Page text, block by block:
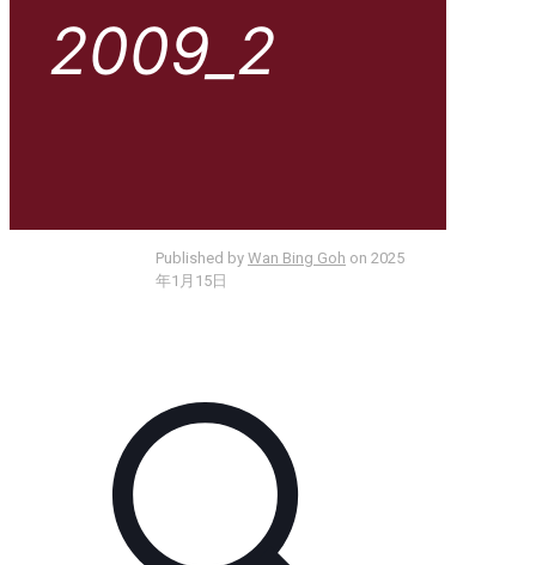
2009_2
Published by Wan Bing Goh on 2025
年1月15日